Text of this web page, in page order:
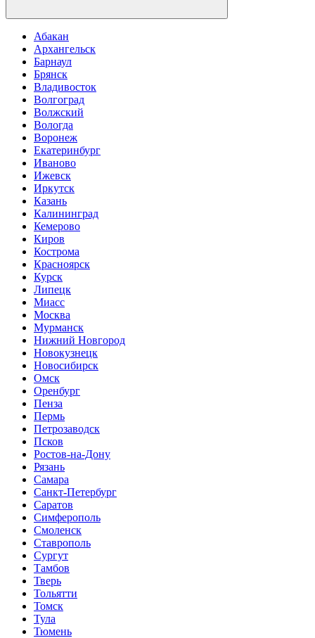
Абакан
Архангельск
Барнаул
Брянск
Владивосток
Волгоград
Волжский
Вологда
Воронеж
Екатеринбург
Иваново
Ижевск
Иркутск
Казань
Калининград
Кемерово
Киров
Кострома
Красноярск
Курск
Липецк
Миасс
Москва
Мурманск
Нижний Новгород
Новокузнецк
Новосибирск
Омск
Оренбург
Пенза
Пермь
Петрозаводск
Псков
Ростов-на-Дону
Рязань
Самара
Санкт-Петербург
Саратов
Симферополь
Смоленск
Ставрополь
Сургут
Тамбов
Тверь
Тольятти
Томск
Тула
Тюмень